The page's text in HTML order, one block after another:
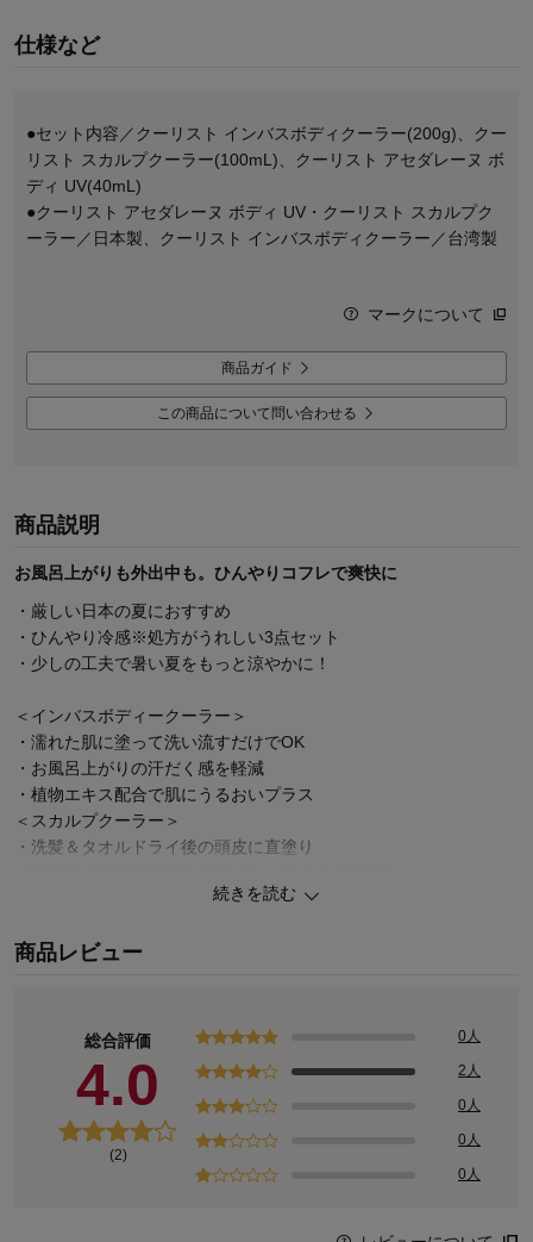
仕様など
●セット内容／クーリスト インバスボディクーラー(200g)、クー
リスト スカルプクーラー(100mL)、クーリスト アセダレーヌ ボ
ディ UV(40mL)
●クーリスト アセダレーヌ ボディ UV・クーリスト スカルプク
ーラー／日本製、クーリスト インバスボディクーラー／台湾製
マークについて
商品ガイド
この商品について問い合わせる
商品説明
お風呂上がりも外出中も。ひんやりコフレで爽快に
・厳しい日本の夏におすすめ
・ひんやり冷感※処方がうれしい3点セット
・少しの工夫で暑い夏をもっと涼やかに！
＜インバスボディークーラー＞
・濡れた肌に塗って洗い流すだけでOK
・お風呂上がりの汗だく感を軽減
・植物エキス配合で肌にうるおいプラス
＜スカルプクーラー＞
・洗髪＆タオルドライ後の頭皮に直塗り
・腕や脚にコロコロ塗れば、ひんやり＆さらっ
※メントールによる清涼感
続きを読む
商品レビュー
総合評価
4.0
(2)
0人
2人
0人
0人
0人